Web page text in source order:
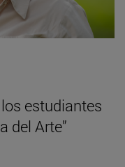
estudiantes
del Arte”